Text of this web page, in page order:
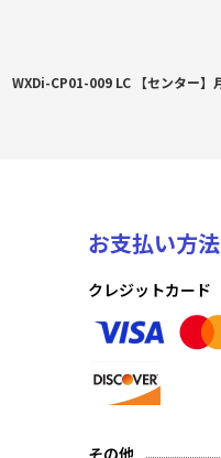
お支払い方法
クレジットカード
その他